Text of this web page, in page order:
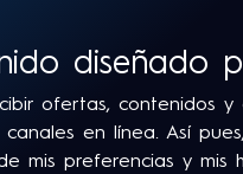
diseñado
ofertas, contenidos y
canales en línea. Así
mis preferencias y mis